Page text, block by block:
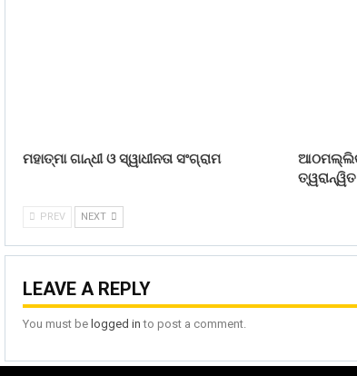
ମହାତ୍ମା ଗାନ୍ଧୀ ଓ ସ୍ୱାଧୀନତା ସଂଗ୍ରାମ
PREV NEXT
LEAVE A REPLY
You must be logged in to post a comment.